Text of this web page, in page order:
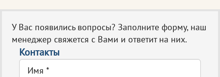
У Вас появились вопросы? Заполните форму, наш
менеджер свяжется с Вами и ответит на них.
Контакты